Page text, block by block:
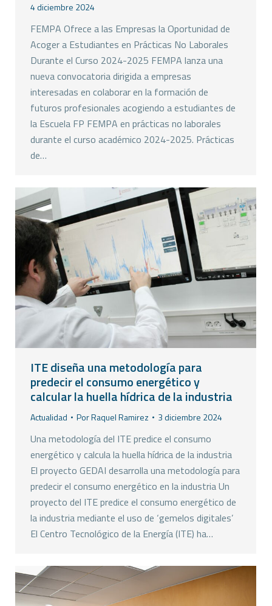
4 diciembre 2024
FEMPA Ofrece a las Empresas la Oportunidad de
Acoger a Estudiantes en Prácticas No Laborales
Durante el Curso 2024-2025 FEMPA lanza una
nueva convocatoria dirigida a empresas
interesadas en colaborar en la formación de
futuros profesionales acogiendo a estudiantes de
la Escuela FP FEMPA en prácticas no laborales
durante el curso académico 2024-2025. Prácticas
de…
ITE diseña una metodología para
predecir el consumo energético y
calcular la huella hídrica de la industria
Actualidad PorRaquel Ramirez 3 diciembre 2024
Una metodología del ITE predice el consumo
energético y calcula la huella hídrica de la industria
El proyecto GEDAI desarrolla una metodología para
predecir el consumo energético en la industria Un
proyecto del ITE predice el consumo energético de
la industria mediante el uso de ‘gemelos digitales’
El Centro Tecnológico de la Energía (ITE) ha…